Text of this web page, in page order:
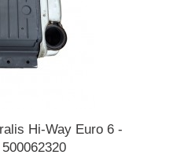
Hi-Way Euro 6 -